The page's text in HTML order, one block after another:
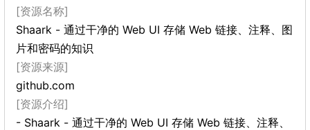
[资源名称]
Shaark - 通过干净的 Web UI 存储 Web 链接、注释、图
片和密码的知识
[资源来源]
github.com
[资源介绍]
- Shaark - 通过干净的 Web UI 存储 Web 链接、注释、